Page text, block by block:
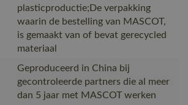
plasticproductie;De verpakking
waarin de bestelling van MASCOT,
is gemaakt van of bevat gerecycled
materiaal
Geproduceerd in China bij
gecontroleerde partners die al meer
dan 5 jaar met MASCOT werken